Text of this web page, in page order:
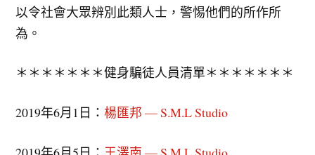
以令社會大眾辨別此類人士，警惕他們的所作所
為。
＊＊＊＊＊＊＊健身騙徒人員清單＊＊＊＊＊＊＊
2019年6月1日：楊匯邦 — S.M.L Studio